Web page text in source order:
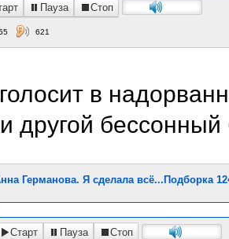
Пауза Стоп
621
в
другой бессонный
Германова. Я сделала всё...Подборка
Старт Пауза Стоп